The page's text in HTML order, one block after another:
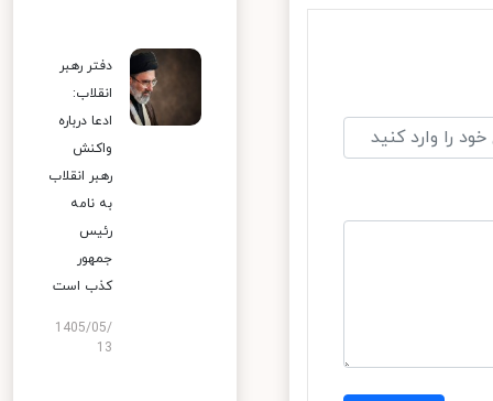
دفتر رهبر
انقلاب:
ادعا درباره
واکنش
رهبر انقلاب
به نامه
رئیس
جمهور
کذب است
1405/05/
13